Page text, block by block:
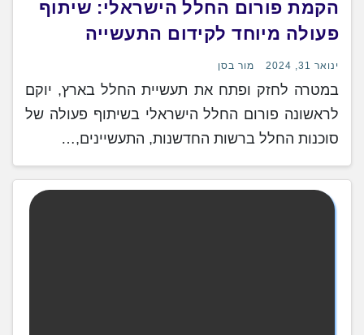
הקמת פורום החלל הישראלי: שיתוף
פעולה מיוחד לקידום התעשייה
ינואר 31, 2024 מור בסן
במטרה לחזק ופתח את תעשיית החלל בארץ, יוקם
לראשונה פורום החלל הישראלי בשיתוף פעולה של
סוכנות החלל ברשות החדשנות, התעשיינים,…